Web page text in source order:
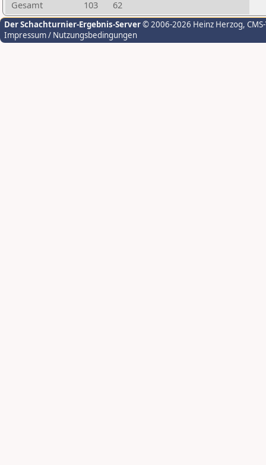
Gesamt 103 62
Der Schachturnier-Ergebnis-Server© 2006-2026 Heinz Herzog,
Impressum / Nutzungsbedingungen